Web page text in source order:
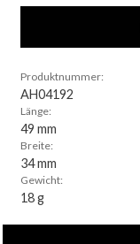
Produktnummer:
AH04192
Länge:
49 mm
Breite:
34 mm
Gewicht:
18 g